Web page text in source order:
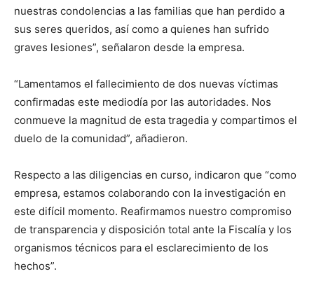
nuestras condolencias a las familias que han perdido a
sus seres queridos, así como a quienes han sufrido
graves lesiones”, señalaron desde la empresa.
“Lamentamos el fallecimiento de dos nuevas víctimas
confirmadas este mediodía por las autoridades. Nos
conmueve la magnitud de esta tragedia y compartimos el
duelo de la comunidad”, añadieron.
Respecto a las diligencias en curso, indicaron que “como
empresa, estamos colaborando con la investigación en
este difícil momento. Reafirmamos nuestro compromiso
de transparencia y disposición total ante la Fiscalía y los
organismos técnicos para el esclarecimiento de los
hechos”.